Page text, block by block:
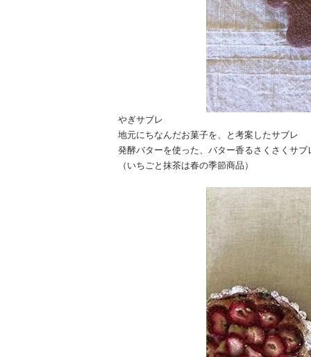
やぎサブレ
地元にちなんだお菓子を、と考案したサブレ
発酵バターを使った、バター香るさくさくサブ
（いちごと抹茶は春の季節商品）